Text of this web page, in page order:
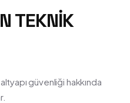
TEKNIK
güvenliği hakkında